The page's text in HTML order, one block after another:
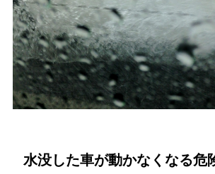
水没した車が動かなくなる危